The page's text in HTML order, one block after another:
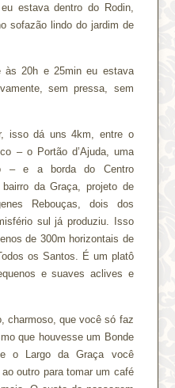
estava dentro do Rodin,
sofazão lindo do jardim de
20h e 25min eu estava
sem pressa, sem
isso dá uns 4km, entre o
– o Portão d’Ajuda, uma
– e a borda do Centro
da Graça, projeto de
Rebouças, dois dos
sul já produziu. Isso
de 300m horizontais de
os Santos. É um platô
e suaves aclives e
charmoso, que você só faz
que houvesse um Bonde
o Largo da Graça você
outro para tomar um café